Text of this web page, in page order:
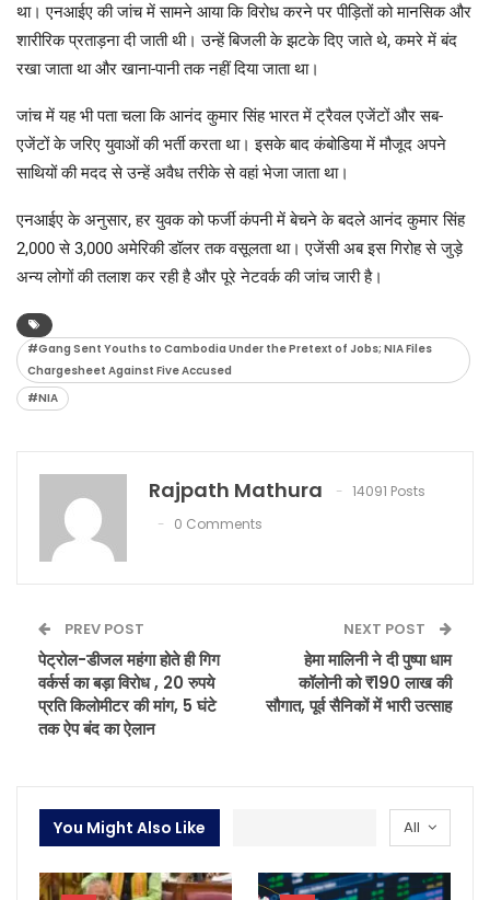
था। एनआईए की जांच में सामने आया कि विरोध करने पर पीड़ितों को मानसिक और
शारीरिक प्रताड़ना दी जाती थी। उन्हें बिजली के झटके दिए जाते थे, कमरे में बंद
रखा जाता था और खाना-पानी तक नहीं दिया जाता था।
जांच में यह भी पता चला कि आनंद कुमार सिंह भारत में ट्रैवल एजेंटों और सब-
एजेंटों के जरिए युवाओं की भर्ती करता था। इसके बाद कंबोडिया में मौजूद अपने
साथियों की मदद से उन्हें अवैध तरीके से वहां भेजा जाता था।
एनआईए के अनुसार, हर युवक को फर्जी कंपनी में बेचने के बदले आनंद कुमार सिंह
2,000 से 3,000 अमेरिकी डॉलर तक वसूलता था। एजेंसी अब इस गिरोह से जुड़े
अन्य लोगों की तलाश कर रही है और पूरे नेटवर्क की जांच जारी है।
#Gang Sent Youths to Cambodia Under the Pretext of Jobs; NIA Files
Chargesheet Against Five Accused
#NIA
Rajpath Mathura
14091 Posts
0 Comments
PREV POST
पेट्रोल-डीजल महंगा होते ही गिग
वर्कर्स का बड़ा विरोध , 20 रुपये
प्रति किलोमीटर की मांग, 5 घंटे
तक ऐप बंद का ऐलान
NEXT POST
​हेमा मालिनी ने दी पुष्पा धाम
कॉलोनी को ₹190 लाख की
सौगात, पूर्व सैनिकों में भारी उत्साह
All
You Might Also Like